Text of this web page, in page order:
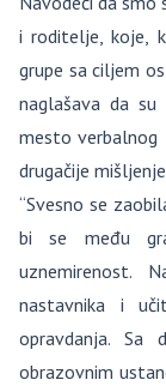
i roditelje, koje,
grupe sa ciljem
naglašava da
mesto verbalnog
drugačije
“Svesno se
bi se među
uznemirenost.
nastavnika i
opravdanja. Sa
obrazovnim